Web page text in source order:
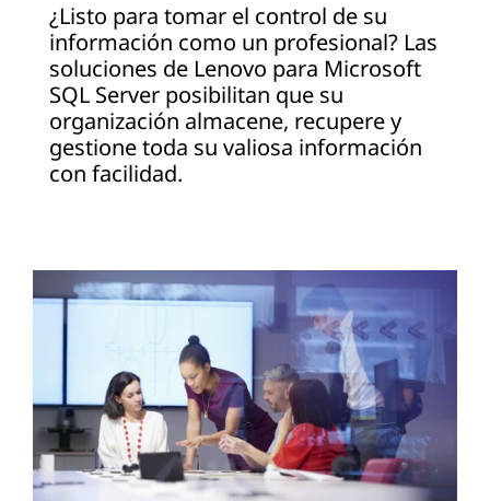
¿Listo para tomar el control de su
información como un profesional? Las
soluciones de Lenovo para Microsoft
SQL Server posibilitan que su
organización almacene, recupere y
gestione toda su valiosa información
con facilidad.